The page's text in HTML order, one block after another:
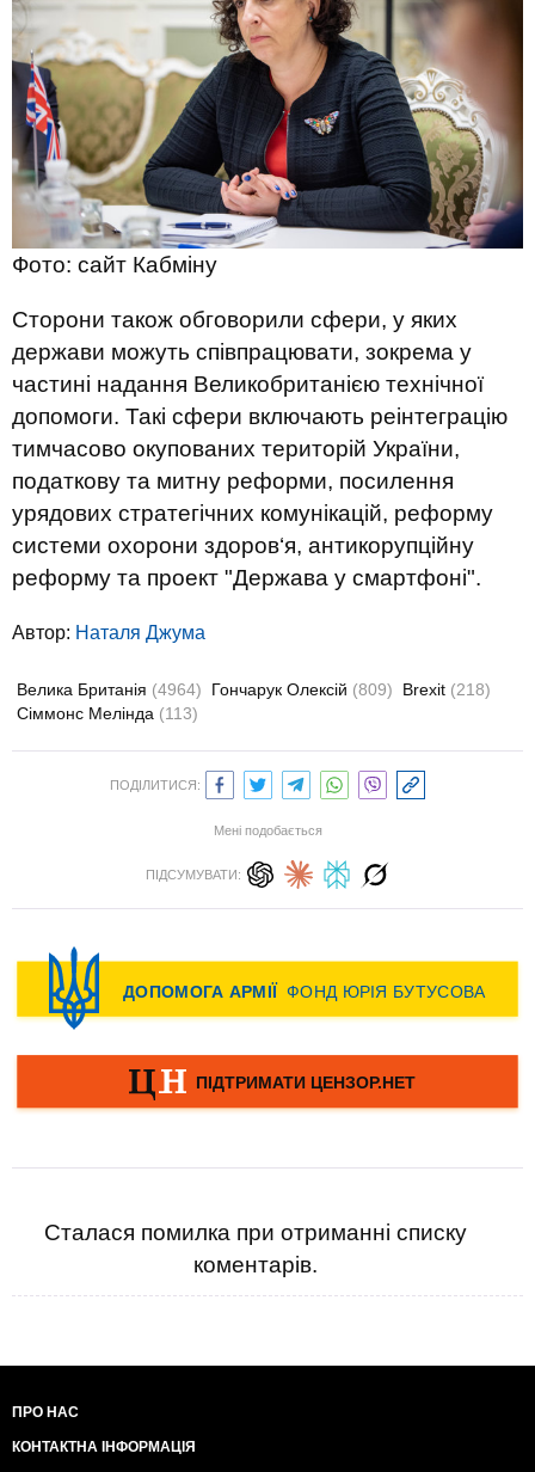
Фото: сайт Кабміну
Сторони також обговорили сфери, у яких
держави можуть співпрацювати, зокрема у
частині надання Великобританією технічної
допомоги. Такі сфери включають реінтеграцію
тимчасово окупованих територій України,
податкову та митну реформи, посилення
урядових стратегічних комунікацій, реформу
системи охорони здоров‘я, антикорупційну
реформу та проект "Держава у смартфоні".
Автор: Наталя Джума
Велика Британія (4964) Гончарук Олексій (809) Brexit (218)
Сіммонс Мелінда (113)
ПОДІЛИТИСЯ:
Мені подобається
ПІДСУМУВАТИ:
Сталася помилка при отриманні списку
коментарів.
ПРО НАС
КОНТАКТНА ІНФОРМАЦІЯ